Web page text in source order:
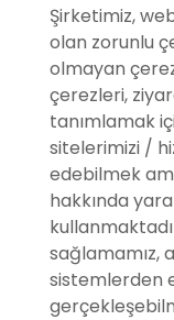
Şirketimiz,
olan zorunlu
olmayan
çerezleri,
tanımlamak
sitelerimizi /
edebilmek
hakkında
sağlamamız,
sistemlerden